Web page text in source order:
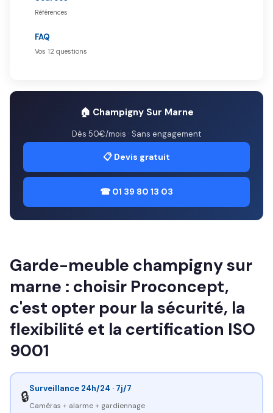
Références
FAQ
Vos 12 questions
🏠 Champigny Sur Marne
Dès 50€/mois · Sans engagement
📋 Devis gratuit
☎ 01 39 80 13 03
Garde-meuble champigny sur
marne : choisir Proconcept,
c'est opter pour la sécurité, la
flexibilité et la certification ISO
9001
🔒Surveillance 24h/24 · 7j/7
Caméras + alarme + gardiennage